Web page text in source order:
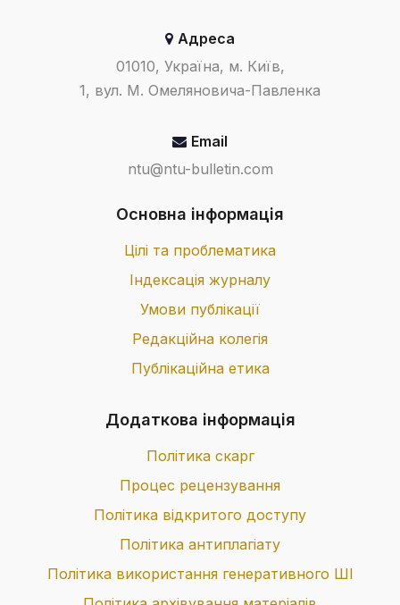
Адреса
01010, Україна, м. Київ,
1, вул. М. Омеляновича-Павленка
Email
ntu@ntu-bulletin.com
Основна інформація
Цілі та проблематика
Індексація журналу
Умови публікації
Редакційна колегія
Публікаційна етика
Додаткова інформація
Політика скарг
Процес рецензування
Політика відкритого доступу
Політика антиплагіату
Політика використання генеративного ШІ